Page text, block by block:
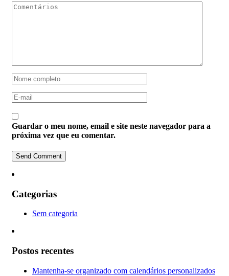
Guardar o meu nome, email e site neste navegador para a
próxima vez que eu comentar.
Categorias
Sem categoria
Postos recentes
Mantenha-se organizado com calendários personalizados